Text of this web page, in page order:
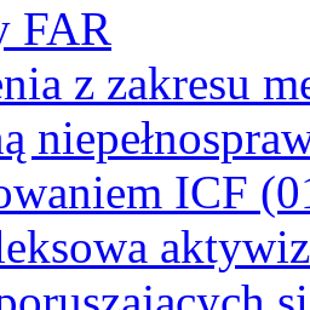
FAR
z zakresu
ICF